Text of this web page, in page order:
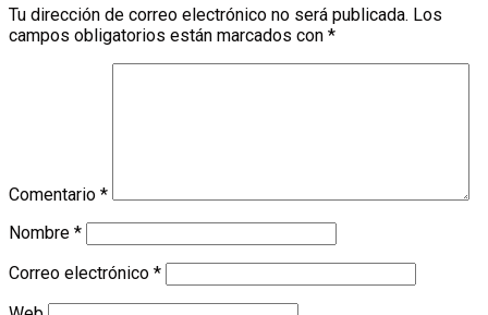
Tu dirección de correo electrónico no será publicada. Los
campos obligatorios están marcados con *
Comentario *
Nombre *
Correo electrónico *